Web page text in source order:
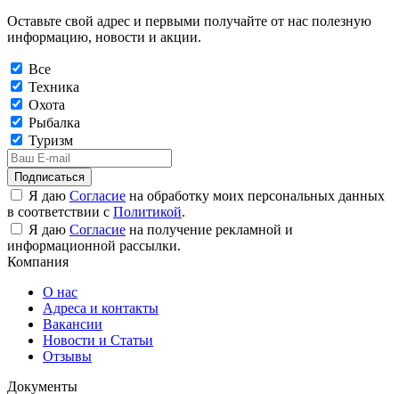
Оставьте свой адрес и первыми получайте от нас полезную
информацию, новости и акции.
Все
Техника
Охота
Рыбалка
Туризм
Подписаться
Я даю Согласие на обработку моих персональных данных
в соответствии с Политикой.
Я даю Согласие на получение рекламной и
информационной рассылки.
Компания
О нас
Адреса и контакты
Вакансии
Новости и Статьи
Отзывы
Документы